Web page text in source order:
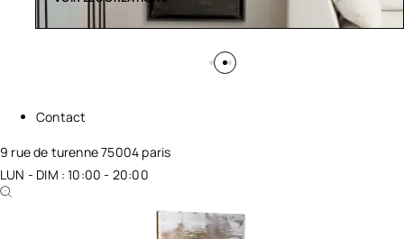
Contact
9 rue de turenne 75004 paris
LUN - DIM : 10:00 - 20:00